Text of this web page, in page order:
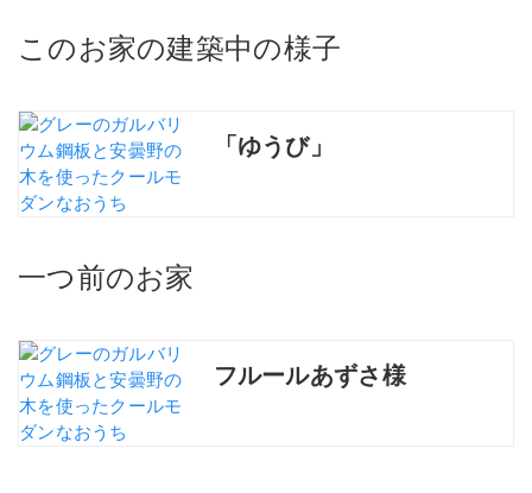
このお家の建築中の様子
「ゆうび」
一つ前のお家
フルールあずさ様